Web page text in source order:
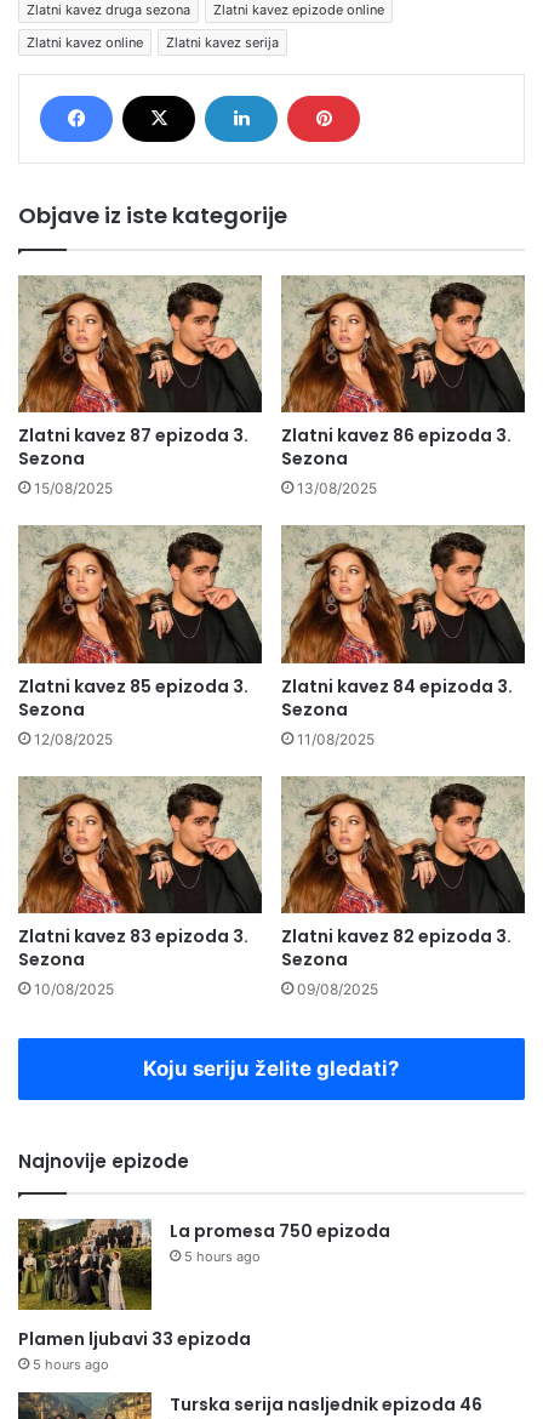
Zlatni kavez druga sezona
Zlatni kavez epizode online
Zlatni kavez online
Zlatni kavez serija
Objave iz iste kategorije
Zlatni kavez 87 epizoda 3.
Sezona
15/08/2025
Zlatni kavez 86 epizoda 3.
Sezona
13/08/2025
Zlatni kavez 85 epizoda 3.
Sezona
12/08/2025
Zlatni kavez 84 epizoda 3.
Sezona
11/08/2025
Zlatni kavez 83 epizoda 3.
Sezona
10/08/2025
Zlatni kavez 82 epizoda 3.
Sezona
09/08/2025
Koju seriju želite gledati?
Najnovije epizode
La promesa 750 epizoda
5 hours ago
Plamen ljubavi 33 epizoda
5 hours ago
Turska serija nasljednik epizoda 46